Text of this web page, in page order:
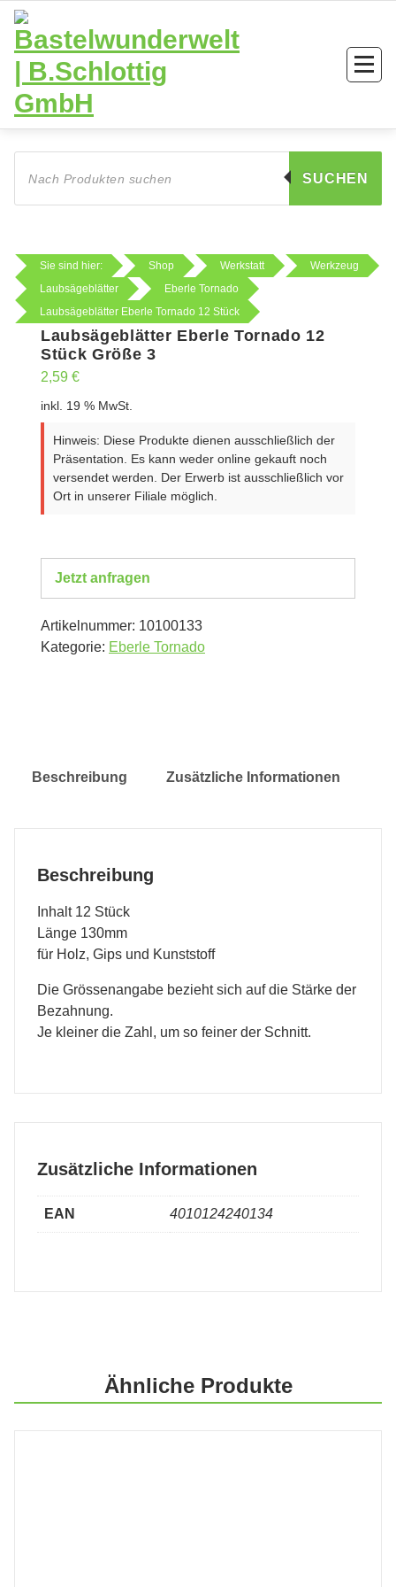
Zum
Inhalt
springen
Products
search
SUCHEN
Sie sind hier: Shop Werkstatt
Werkzeug
Laubsägeblätter
Eberle Tornado
Laubsägeblätter Eberle Tornado 12 Stück
Laubsägeblätter Eberle Tornado 12
Stück Größe 3
2,59 €
inkl. 19 % MwSt.
Hinweis: Diese Produkte dienen ausschließlich der
Präsentation. Es kann weder online gekauft noch
versendet werden. Der Erwerb ist ausschließlich vor
Ort in unserer Filiale möglich.
Jetzt anfragen
Artikelnummer: 10100133
Kategorie: Eberle Tornado
Beschreibung Zusätzliche Informationen
Beschreibung
Inhalt 12 Stück
Länge 130mm
für Holz, Gips und Kunststoff
Die Grössenangabe bezieht sich auf die Stärke der
Bezahnung.
Je kleiner die Zahl, um so feiner der Schnitt.
Zusätzliche Informationen
EAN 4010124240134
Ähnliche Produkte